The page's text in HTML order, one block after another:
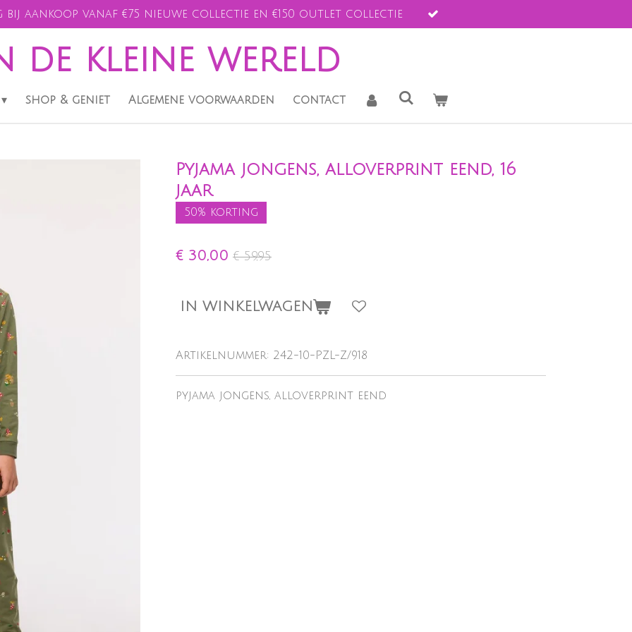
bij aankoop vanaf €75 nieuwe collectie en €150 outlet collectie
de kleine wereld
shop & geniet Algemene voorwaarden contact
Pyjama jongens, alloverprint eend, 16
jaar
50% korting
€ 30,00 € 59,95
IN WINKELWAGEN
Artikelnummer: 242-10-PZL-Z/918
pyjama jongens, alloverprint eend